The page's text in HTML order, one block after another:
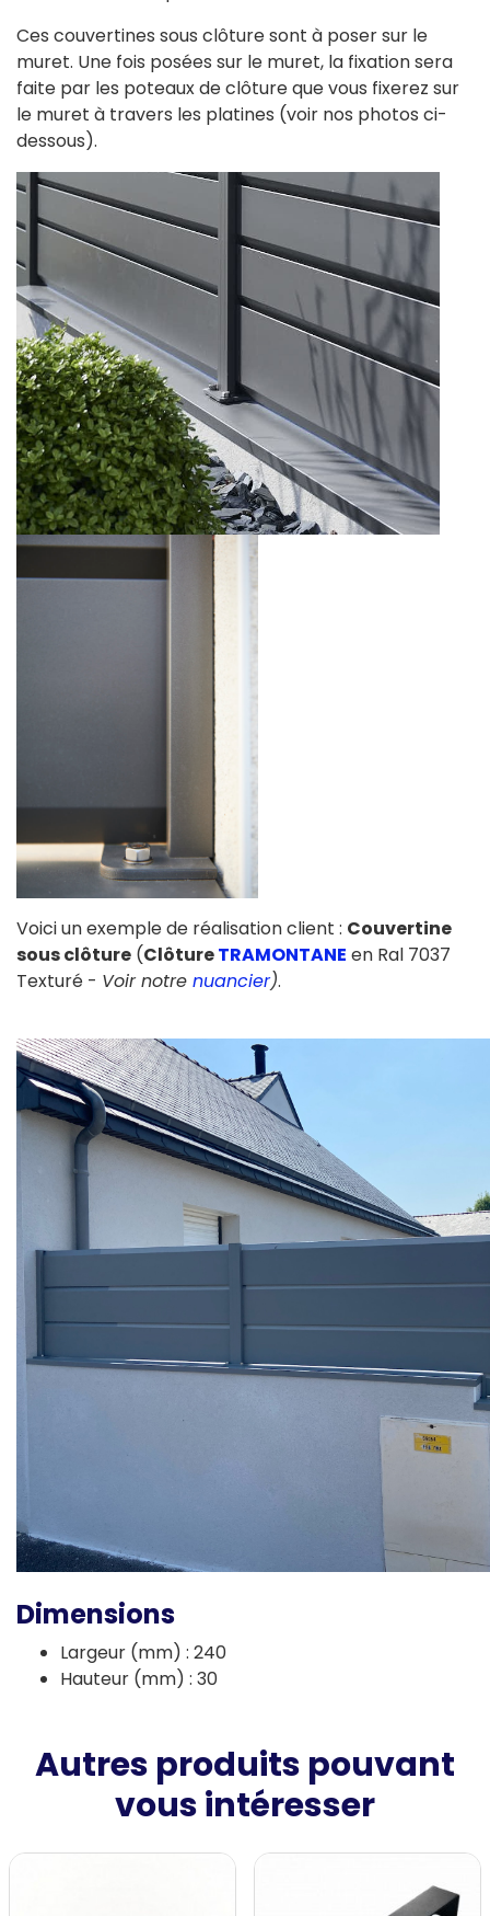
Ces couvertines sous clôture sont à poser sur le
muret. Une fois posées sur le muret, la fixation sera
faite par les poteaux de clôture que vous fixerez sur
le muret à travers les platines (voir nos photos ci-
dessous).
Voici un exemple de réalisation client : Couvertine
sous clôture (ClôtureTRAMONTANE en Ral 7037
Texturé - Voir notre nuancier).
Dimensions
Largeur (mm) : 240
Hauteur (mm) : 30
Autres produits pouvant
vous intéresser